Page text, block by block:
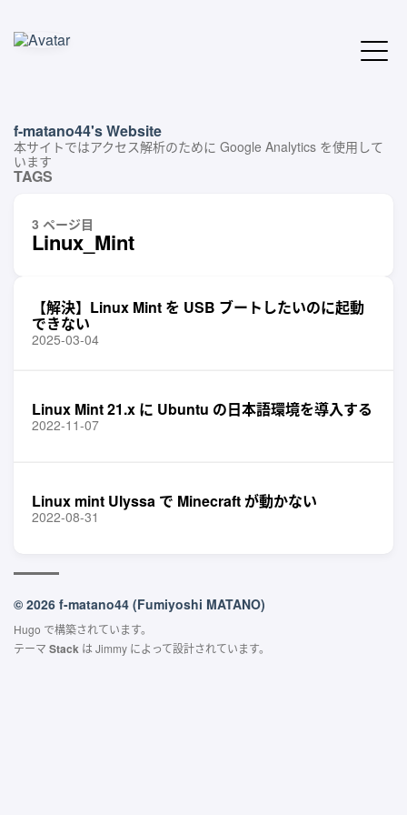
f-matano44's Website
本サイトではアクセス解析のために Google Analytics を使用して
います
TAGS
3 ページ目
Linux_Mint
【解決】Linux Mint を USB ブートしたいのに起動
できない
2025-03-04
Linux Mint 21.x に Ubuntu の日本語環境を導入する
2022-11-07
Linux mint Ulyssa で Minecraft が動かない
2022-08-31
© 2026 f-matano44 (Fumiyoshi MATANO)
Hugo で構築されています。
テーマ Stack はJimmy によって設計されています。